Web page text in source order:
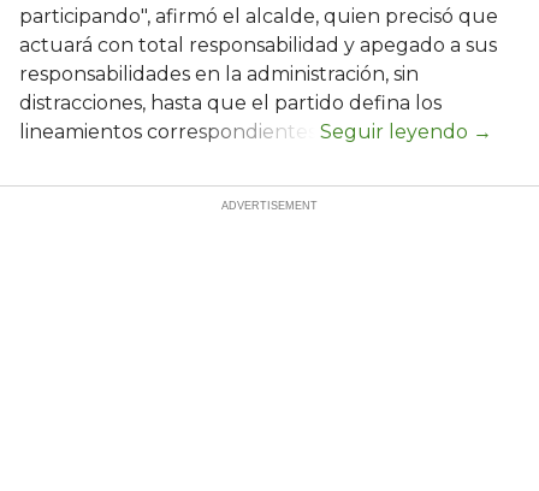
participando", afirmó el alcalde, quien precisó que
actuará con total responsabilidad y apegado a sus
responsabilidades en la administración, sin
distracciones, hasta que el partido defina los
lineamientos correspondientes.